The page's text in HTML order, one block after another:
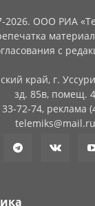
2026. ООО РИА
с
край, г.
зд. 85в, помещ. 4
33-72-74, реклама
telemiks@mail.ru